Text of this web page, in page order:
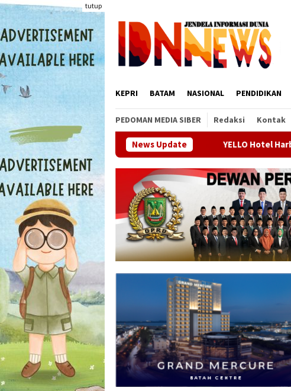
Loncat
ke
konten
tutup
KEPRI BATAM NASIONAL PENDIDIKAN
PEDOMAN MEDIA SIBER Redaksi Kontak
News Update
YELLO Hotel Harbour Bay Batam Bidik